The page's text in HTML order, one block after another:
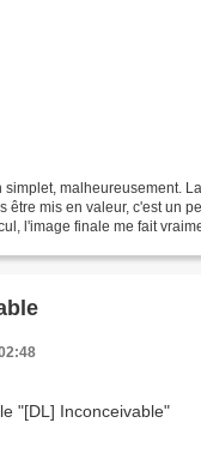
malheureusement.
être mis en valeur, c'est un
l'image finale me fait